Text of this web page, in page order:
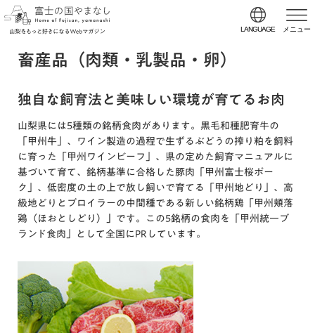
LANGUAGE メニュー
畜産品（肉類・乳製品・卵）
独自な飼育法と美味しい環境が育てるお肉
山梨県には5種類の銘柄食肉があります。黒毛和種肥育牛の
「甲州牛」、ワイン製造の過程で生ずるぶどうの搾り粕を飼料
に育った「甲州ワインビーフ」、県の定めた飼育マニュアルに
基づいて育て、銘柄基準に合格した豚肉「甲州富士桜ポー
ク」、低密度の土の上で放し飼いで育てる「甲州地どり」、高
級地どりとブロイラーの中間種である新しい銘柄鶏「甲州頬落
鶏（ほおとしどり）
です。この5銘柄の食肉を「甲州統一ブ
ランド食肉」として全国にPRしています。